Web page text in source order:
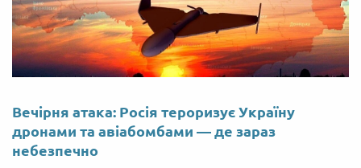
Вечірня атака: Росія тероризує Україну
дронами та авіабомбами — де зараз
небезпечно